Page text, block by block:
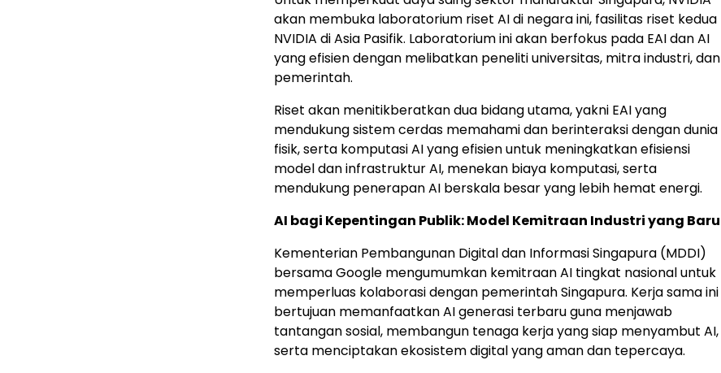
akan membuka laboratorium riset AI di negara ini, fasilitas riset kedua
NVIDIA di Asia Pasifik. Laboratorium ini akan berfokus pada EAI dan AI
yang efisien dengan melibatkan peneliti universitas, mitra industri, dan
pemerintah.
Riset akan menitikberatkan dua bidang utama, yakni EAI yang
mendukung sistem cerdas memahami dan berinteraksi dengan dunia
fisik, serta komputasi AI yang efisien untuk meningkatkan efisiensi
model dan infrastruktur AI, menekan biaya komputasi, serta
mendukung penerapan AI berskala besar yang lebih hemat energi.
AI bagi Kepentingan Publik: Model Kemitraan Industri yang Baru
Kementerian Pembangunan Digital dan Informasi Singapura (MDDI)
bersama Google mengumumkan kemitraan AI tingkat nasional untuk
memperluas kolaborasi dengan pemerintah Singapura. Kerja sama ini
bertujuan memanfaatkan AI generasi terbaru guna menjawab
tantangan sosial, membangun tenaga kerja yang siap menyambut AI,
serta menciptakan ekosistem digital yang aman dan tepercaya.